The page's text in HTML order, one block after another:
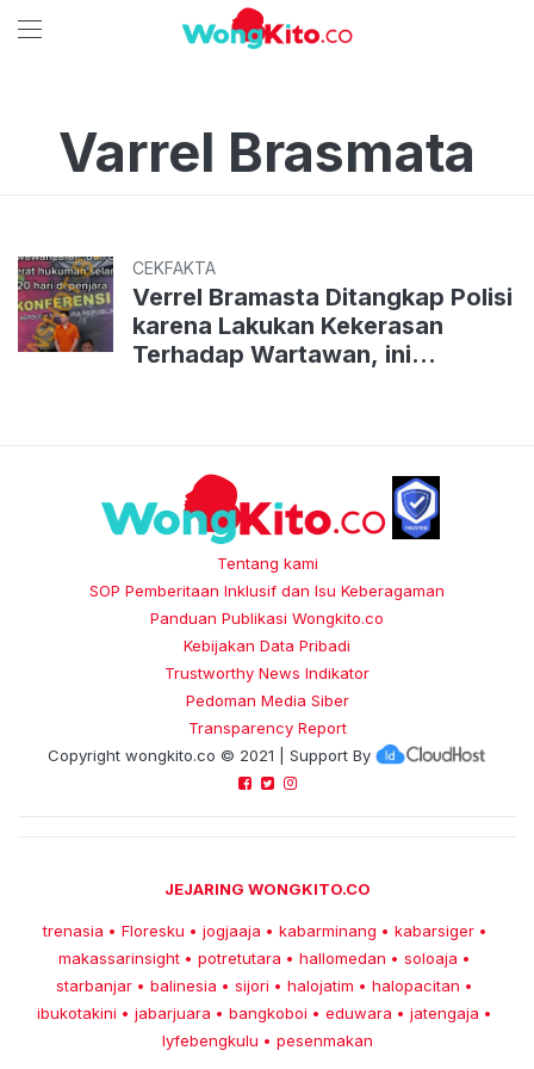
Varrel Brasmata
CEKFAKTA
Verrel Bramasta Ditangkap Polisi
karena Lakukan Kekerasan
Terhadap Wartawan, ini
Tentang kami
SOP Pemberitaan Inklusif dan Isu Keberagaman
Panduan Publikasi Wongkito.co
Kebijakan Data Pribadi
Trustworthy News Indikator
Pedoman Media Siber
Transparency Report
Copyright wongkito.co © 2021 | Support By
JEJARING WONGKITO.CO
trenasia • Floresku • jogjaaja • kabarminang • kabarsiger •
makassarinsight • potretutara • hallomedan • soloaja •
starbanjar • balinesia • sijori • halojatim • halopacitan •
ibukotakini • jabarjuara • bangkoboi • eduwara • jatengaja •
lyfebengkulu • pesenmakan